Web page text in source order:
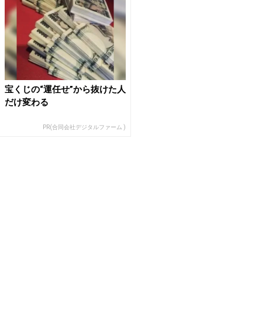
宝くじの“運任せ”から抜けた人
だけ変わる
PR(合同会社デジタルファーム )